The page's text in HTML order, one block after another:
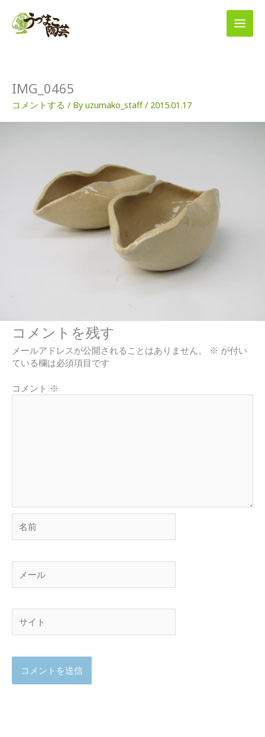
IMG_0465
コメントする / Byuzumako_staff/ 2015.01.17
コメントを残す
メールアドレスが公開されることはありません。 ※ が付い
ている欄は必須項目です
コメント ※
前
ー
ル
ト